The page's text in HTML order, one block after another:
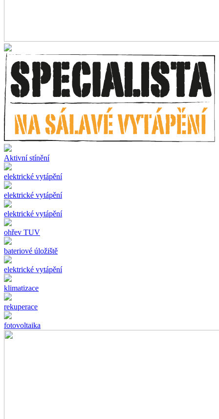
Aktivní stínění
elektrické vytápění
elektrické vytápění
elektrické vytápění
ohřev TUV
bateriové úložiště
elektrické vytápění
klimatizace
rekuperace
fotovoltaika